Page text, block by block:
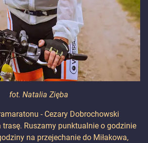
fot. Natalia Zięba
- Cezary Dobrochowski
Ruszamy punktualnie o godzinie
na przejechanie do Miłakowa,